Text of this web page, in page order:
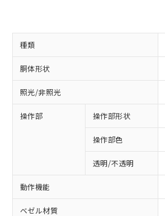
種類
胴体形状
照光/非照光
操作部 操作部形状
操作部色
透明/不透明
動作機能
ベゼル材質